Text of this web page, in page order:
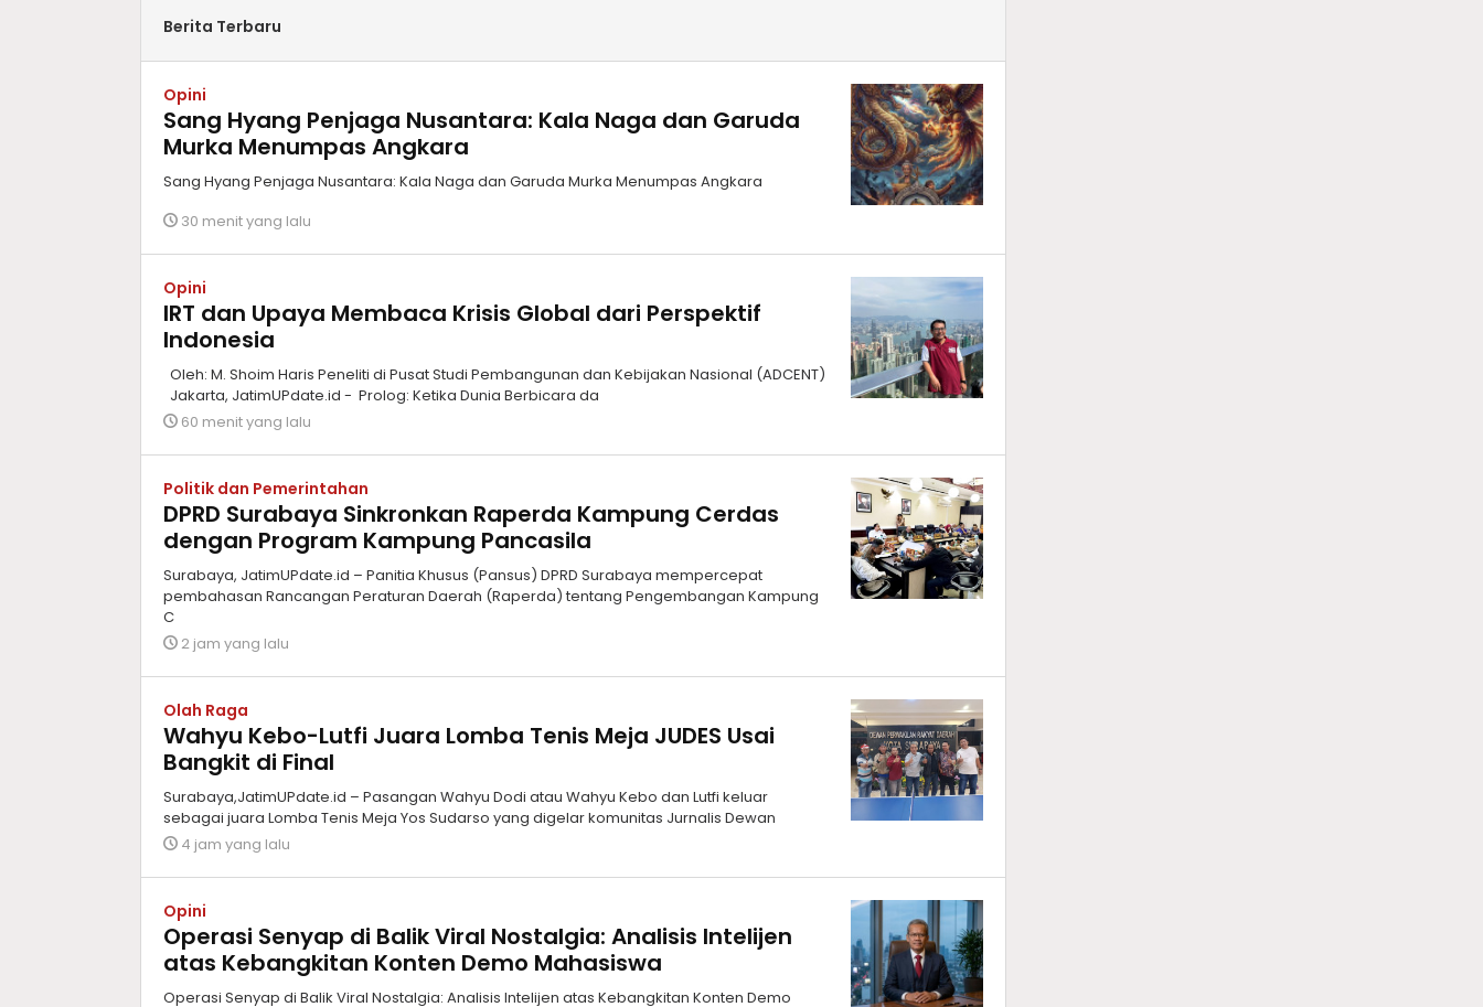
Berita Terbaru
Opini
Sang Hyang Penjaga Nusantara: Kala Naga dan Garuda
Murka Menumpas Angkara
Sang Hyang Penjaga Nusantara: Kala Naga dan Garuda Murka Menumpas Angkara
30 menit yang lalu
Opini
IRT dan Upaya Membaca Krisis Global dari Perspektif
Indonesia
Oleh: M. Shoim Haris Peneliti di Pusat Studi Pembangunan dan Kebijakan Nasional (ADCENT)
Jakarta, JatimUPdate.id - Prolog: Ketika Dunia Berbicara da
60 menit yang lalu
Politik dan Pemerintahan
DPRD Surabaya Sinkronkan Raperda Kampung Cerdas
dengan Program Kampung Pancasila
Surabaya, JatimUPdate.id – Panitia Khusus (Pansus) DPRD Surabaya mempercepat
pembahasan Rancangan Peraturan Daerah (Raperda) tentang Pengembangan Kampung
C
2 jam yang lalu
Olah Raga
Wahyu Kebo-Lutfi Juara Lomba Tenis Meja JUDES Usai
Bangkit di Final
Surabaya,JatimUPdate.id – Pasangan Wahyu Dodi atau Wahyu Kebo dan Lutfi keluar
sebagai juara Lomba Tenis Meja Yos Sudarso yang digelar komunitas Jurnalis Dewan
4 jam yang lalu
Opini
Operasi Senyap di Balik Viral Nostalgia: Analisis Intelijen
atas Kebangkitan Konten Demo Mahasiswa
Operasi Senyap di Balik Viral Nostalgia: Analisis Intelijen atas Kebangkitan Konten Demo